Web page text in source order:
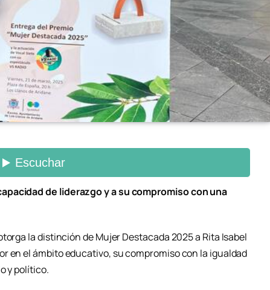
de liderazgo y a su compromiso con una
la distinción de Mujer Destacada 2025 a Rita Isabel
en el ámbito educativo, su compromiso con la igualdad
y político.